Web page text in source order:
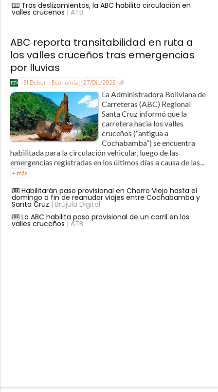
Tras deslizamientos, la ABC habilita circulación en
valles cruceños | ATB
ABC reporta transitabilidad en ruta a
los valles cruceños tras emergencias
por lluvias
El Deber Economía 27/Dic/2025
La Administradora Boliviana de
Carreteras (ABC) Regional
Santa Cruz informó que la
carretera hacia los valles
cruceños (“antigua a
Cochabamba”) se encuentra
habilitada para la circulación vehicular, luego de las
emergencias registradas en los últimos días a causa de las...
+ más
Habilitarán paso provisional en Chorro Viejo hasta el
domingo a fin de reanudar viajes entre Cochabamba y
Santa Cruz | Brújula Digital
La ABC habilita paso provisional de un carril en los
valles cruceños | ATB